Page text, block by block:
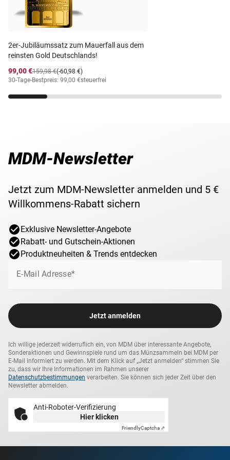
Goldbarren für 30 Tage zur Ansicht und können diese(n) in
dieser Zeit garantiert zurückgeben.
Expertise und vertrauensvolle Zusammenarbeit mit
Prägestätten weltweit, stellen wir sicher, dass unsere
Produkte immer den höchsten Qualitätsmaßstäben
entsprechen.
Gewicht
2er-Jubiläumssatz zum Mauerfall aus dem
reinsten Gold Deutschlands!
99,00 €
(-60,98 €)
159,98 €
30-Tage-Bestpreis: 99,00 €steuerfrei
MDM-Newsletter
Jetzt zum MDM-Newsletter anmelden und 5 €
Willkommens-Rabatt sichern
Exklusive Newsletter-Angebote
Rabatt- und Gutschein-Aktionen
Produktneuheiten & Trends entdecken
E-Mail Adresse*
Jetzt anmelden
Ich willige jederzeit widerruflich ein, von MDM über interessante Angebote,
Sonderaktionen und Gewinnspiele rund um das Münzsammeln bei MDM per
E-Mail informiert zu werden. Mit dem Klick auf „Jetzt anmelden“ stimmen Sie
zu, dass wir Ihre Informationen im Rahmen unserer
Datenschutzbestimmungen verarbeiten. Sie können sich jeder Zeit über den
Newsletter abmelden.
Anti-Roboter-Verifizierung
Hier klicken
FriendlyCaptcha ⇗